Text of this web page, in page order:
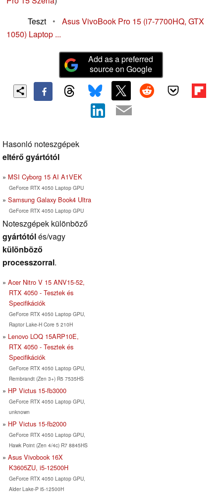
Teszt
•
Asus VivoBook Pro 15 (i7-7700HQ, GTX
1050) Laptop ...
Add as a preferred
source on Google
Hasonló noteszgépek
eltérő gyártótól
MSI Cyborg 15 AI A1VEK
GeForce RTX 4050 Laptop GPU
Samsung Galaxy Book4 Ultra
GeForce RTX 4050 Laptop GPU
Noteszgépek különböző
gyártótólés/vagy
különböző
processzorral.
Acer Nitro V 15 ANV15-52,
RTX 4050 - Tesztek és
Specifikációk
GeForce RTX 4050 Laptop GPU,
Raptor Lake-H Core 5 210H
Lenovo LOQ 15ARP10E,
RTX 4050 - Tesztek és
Specifikációk
GeForce RTX 4050 Laptop GPU,
Rembrandt (Zen 3+) R5 7535HS
HP Victus 15-fb3000
GeForce RTX 4050 Laptop GPU,
unknown
HP Victus 15-fb2000
GeForce RTX 4050 Laptop GPU,
Hawk Point (Zen 4/4c) R7 8845HS
Asus Vivobook 16X
K3605ZU, i5-12500H
GeForce RTX 4050 Laptop GPU,
Alder Lake-P i5-12500H